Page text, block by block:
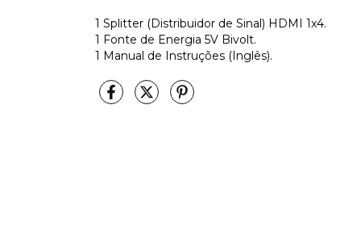
1 Splitter (Distribuidor de Sinal) HDMI 1x4.
1 Fonte de Energia 5V Bivolt.
1 Manual de Instruções (Inglês).